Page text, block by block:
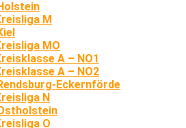
M
MO
A – NO1
A – NO2
Eckernförde
N
O